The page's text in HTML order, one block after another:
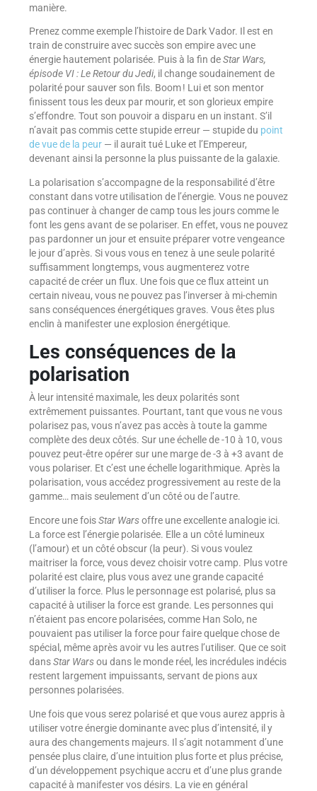
manière.
Prenez comme exemple l’histoire de Dark Vador. Il est en
train de construire avec succès son empire avec une
énergie hautement polarisée. Puis à la fin deStar Wars,
épisode VI : Le Retour du Jedi, il change soudainement de
polarité pour sauver son fils. Boom ! Lui et son mentor
finissent tous les deux par mourir, et son glorieux empire
s’effondre. Tout son pouvoir a disparu en un instant. S’il
n’avait pas commis cette stupide erreur — stupide du point
de vue de la peur— il aurait tué Luke et l’Empereur,
devenant ainsi la personne la plus puissante de la galaxie.
La polarisation s’accompagne de la responsabilité d’être
constant dans votre utilisation de l’énergie. Vous ne pouvez
pas continuer à changer de camp tous les jours comme le
font les gens avant de se polariser. En effet, vous ne pouvez
pas pardonner un jour et ensuite préparer votre vengeance
le jour d’après. Si vous vous en tenez à une seule polarité
suffisamment longtemps, vous augmenterez votre
capacité de créer un flux. Une fois que ce flux atteint un
certain niveau, vous ne pouvez pas l’inverser à mi-chemin
sans conséquences énergétiques graves. Vous êtes plus
enclin à manifester une explosion énergétique.
Les conséquences de la
polarisation
À leur intensité maximale, les deux polarités sont
extrêmement puissantes. Pourtant, tant que vous ne vous
polarisez pas, vous n’avez pas accès à toute la gamme
complète des deux côtés. Sur une échelle de -10 à 10, vous
pouvez peut-être opérer sur une marge de -3 à +3 avant de
vous polariser. Et c’est une échelle logarithmique. Après la
polarisation, vous accédez progressivement au reste de la
gamme… mais seulement d’un côté ou de l’autre.
Encore une foisStar Warsoffre une excellente analogie ici.
La force est l’énergie polarisée. Elle a un côté lumineux
(l’amour) et un côté obscur (la peur). Si vous voulez
maitriser la force, vous devez choisir votre camp. Plus votre
polarité est claire, plus vous avez une grande capacité
d’utiliser la force. Plus le personnage est polarisé, plus sa
capacité à utiliser la force est grande. Les personnes qui
n’étaient pas encore polarisées, comme Han Solo, ne
pouvaient pas utiliser la force pour faire quelque chose de
spécial, même après avoir vu les autres l’utiliser. Que ce soit
dansStar Warsou dans le monde réel, les incrédules indécis
restent largement impuissants, servant de pions aux
personnes polarisées.
Une fois que vous serez polarisé et que vous aurez appris à
utiliser votre énergie dominante avec plus d’intensité, il y
aura des changements majeurs. Il s’agit notamment d’une
pensée plus claire, d’une intuition plus forte et plus précise,
d’un développement psychique accru et d’une plus grande
capacité à manifester vos désirs. La vie en général